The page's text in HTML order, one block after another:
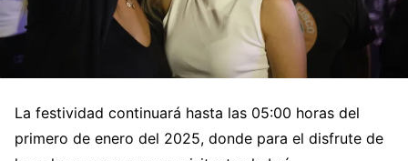
La festividad continuará hasta las 05:00 horas del
primero de enero del 2025, donde para el disfrute de